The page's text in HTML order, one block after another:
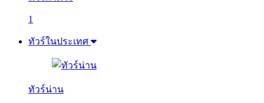
1
ทัวร์ในประเทศ
ทัวร์น่าน